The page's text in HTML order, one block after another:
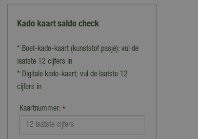
Kado kaart saldo check
* Boet-kado-kaart (kunststof pasje): vul de
laatste 12 cijfers in
* Digitale kado-kaart; vul de laatste 12
cijfers in
Kaartnummer: *